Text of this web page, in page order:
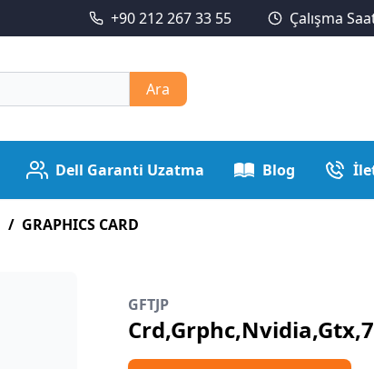
+90 212 267 33 55 Çalışma
Ara
Dell Garanti Uzatma Blog
/ GRAPHICS CARD
GFTJP